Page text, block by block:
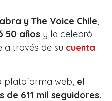
y The Voice Chile,
50 años y lo celebró
a través de su cuenta
plataforma web, el
de 611 mil seguidores.